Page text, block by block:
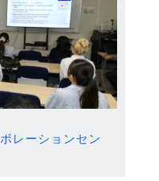
レーションセン